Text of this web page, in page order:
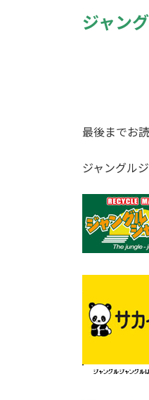
ジャン
最後までお
ジャングル